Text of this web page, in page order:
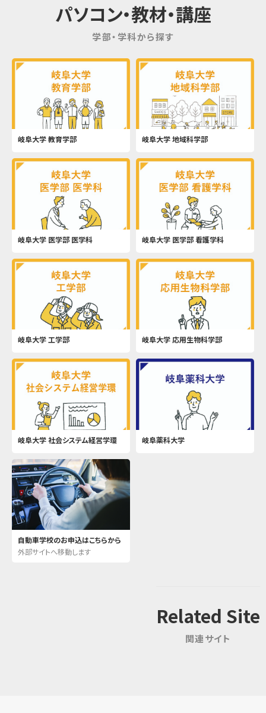
パソコン・教材・講座
学部・学科から探す
岐阜大学 教育学部 岐阜大学 地域科学部
岐阜大学 医学部 医学科 岐阜大学 医学部 看護学科
岐阜大学 工学部 岐阜大学 応用生物科学部
岐阜大学 社会システム経営学環 岐阜薬科大学
自動車学校のお申込はこちらから
外部サイトへ移動します
Related Site
関連サイト